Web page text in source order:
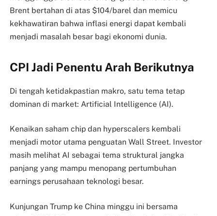
Brent bertahan di atas $104/barel dan memicu
kekhawatiran bahwa inflasi energi dapat kembali
menjadi masalah besar bagi ekonomi dunia.
CPI Jadi Penentu Arah Berikutnya
Di tengah ketidakpastian makro, satu tema tetap
dominan di market: Artificial Intelligence (AI).
Kenaikan saham chip dan hyperscalers kembali
menjadi motor utama penguatan Wall Street. Investor
masih melihat AI sebagai tema struktural jangka
panjang yang mampu menopang pertumbuhan
earnings perusahaan teknologi besar.
Kunjungan Trump ke China minggu ini bersama